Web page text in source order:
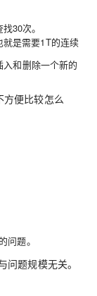
找30次。
就是需要1T的连续
和删除一个新的
方便比较怎么
问题。
问题规模无关。